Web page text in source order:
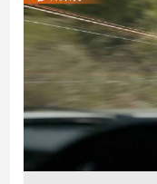
股
地
產
品